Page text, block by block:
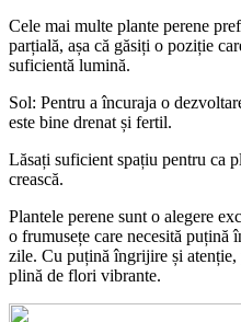
Cele mai multe plante perene
parțială, așa că găsiți o poziție
suficientă lumină.
Sol: Pentru a încuraja o
este bine drenat și fertil.
Lăsați suficient spațiu pentru ca
crească.
Plantele perene sunt o alegere
o frumusețe care necesită puțină
zile. Cu puțină îngrijire și atenție,
plină de flori vibrante.